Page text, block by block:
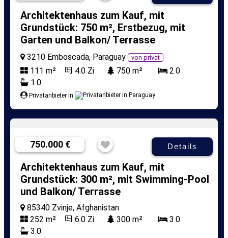
Architektenhaus zum Kauf, mit
Grundstück: 750 m², Erstbezug, mit
Garten und Balkon/ Terrasse
3210 Emboscada, Paraguay von privat
111 m² 4.0 Zi 750 m²
2.0
1.0
Privatanbieter in
750.000 € Details
Architektenhaus zum Kauf, mit
Grundstück: 300 m², mit Swimming-Pool
und Balkon/ Terrasse
85340 Zvinje, Afghanistan
252 m²
6.0 Zi 300 m²
3.0
3.0